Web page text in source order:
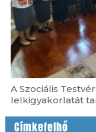
A Szociális
lelkigyakorlatát
Címkefelhő